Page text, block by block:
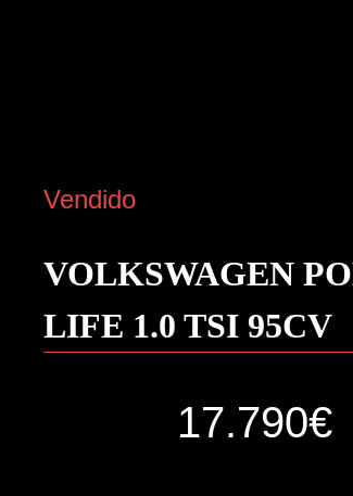
Vendido
VOLKSWAGEN
LIFE 1.0 TSI 95CV
17.790€